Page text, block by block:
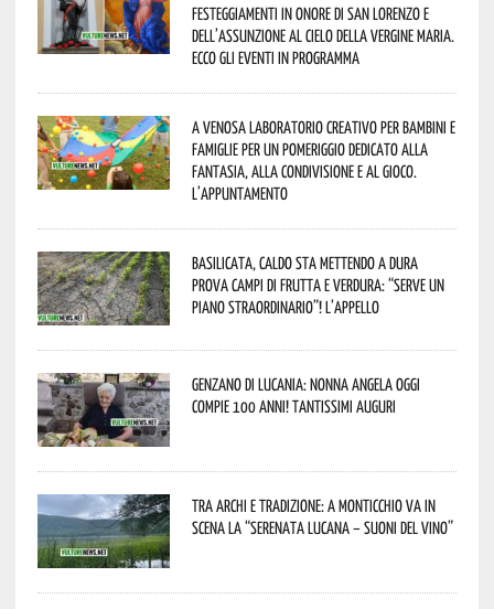
festeggiamenti in onore di San Lorenzo e
dell’assunzione al cielo della Vergine Maria.
Ecco gli eventi in programma
A Venosa laboratorio creativo per bambini e
famiglie per un pomeriggio dedicato alla
fantasia, alla condivisione e al gioco.
L’appuntamento
Basilicata, caldo sta mettendo a dura
prova campi di frutta e verdura: “Serve un
piano straordinario”! L’appello
Genzano di Lucania: nonna Angela oggi
compie 100 anni! Tantissimi auguri
Tra archi e tradizione: a Monticchio va in
scena la “Serenata lucana – suoni del vino”